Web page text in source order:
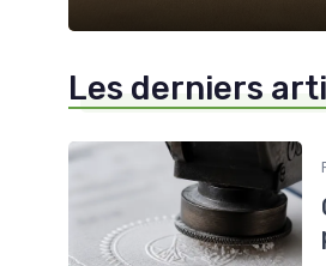
Les derniers